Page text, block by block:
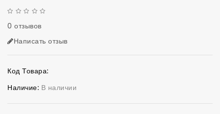
0 отзывов
Написать отзыв
Код Товара:
Наличие: В наличии